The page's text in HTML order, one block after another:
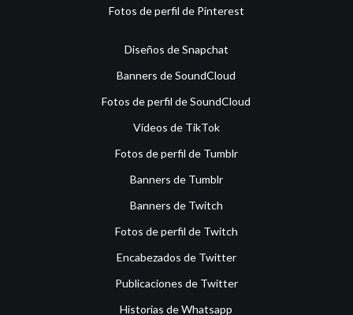
Fotos de perfil de Pinterest
Diseños de Snapchat
Banners de SoundCloud
Fotos de perfil de SoundCloud
Vídeos de TikTok
Fotos de perfil de Tumblr
Banners de Tumblr
Banners de Twitch
Fotos de perfil de Twitch
Encabezados de Twitter
Publicaciones de Twitter
Historias de Whatsapp